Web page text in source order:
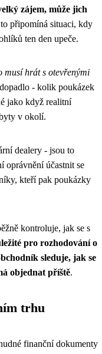
zájem, může jich
připomíná situaci, kdy
ten den upeče.
musí hrát s otevřenými
- kolik poukázek
jako když realitní
v okolí.
dealery - jsou to
oprávnění účastnit se
kteří pak poukázky
kontroluje, jak se s
pro rozhodování o
sleduje, jak se
objednat příště.
trhu
finanční dokumenty